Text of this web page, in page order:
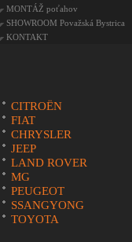
MONTÁŽ poťahov
SHOWROOM Považská Bystrica
KONTAKT
CITROËN
FIAT
CHRYSLER
JEEP
LAND ROVER
MG
PEUGEOT
SSANGYONG
TOYOTA